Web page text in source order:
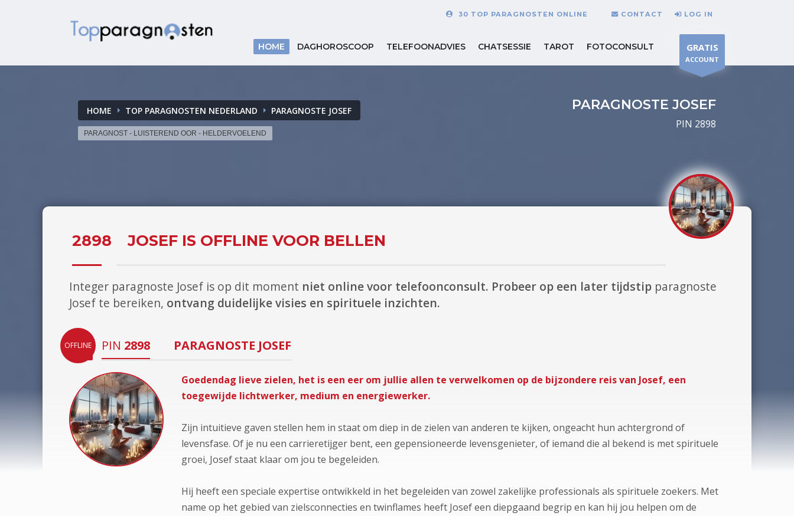
30 TOP PARAGNOSTEN ONLINE CONTACT LOG IN
HOME DAGHOROSCOOP TELEFOONADVIES CHATSESSIE TAROT FOTOCONSULT GRATIS
ACCOUNT
HOME TOP PARAGNOSTEN NEDERLAND PARAGNOSTE JOSEF
PARAGNOST - LUISTEREND OOR - HELDERVOELEND
PARAGNOSTE JOSEF
PIN 2898
2898 JOSEF IS OFFLINE VOOR BELLEN
Integer paragnoste Josef is op dit moment niet online voor telefoonconsult. Probeer op een later tijdstip paragnoste
Josef te bereiken, ontvang duidelijke visies en spirituele inzichten.
OFFLINE PIN 2898 PARAGNOSTE JOSEF
Goedendag lieve zielen, het is een eer om jullie allen te verwelkomen op de bijzondere reis van Josef, een
toegewijde lichtwerker, medium en energiewerker.
Zijn intuitieve gaven stellen hem in staat om diep in de zielen van anderen te kijken, ongeacht hun achtergrond of
levensfase. Of je nu een carrieretijger bent, een gepensioneerde levensgenieter, of iemand die al bekend is met spirituele
groei, Josef staat klaar om jou te begeleiden.
Hij heeft een speciale expertise ontwikkeld in het begeleiden van zowel zakelijke professionals als spirituele zoekers. Met
name op het gebied van zielsconnecties en twinflames heeft Josef een diepgaand begrip en kan hij jou helpen om de